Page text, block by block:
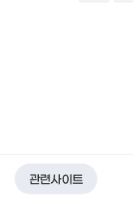
관련사이트